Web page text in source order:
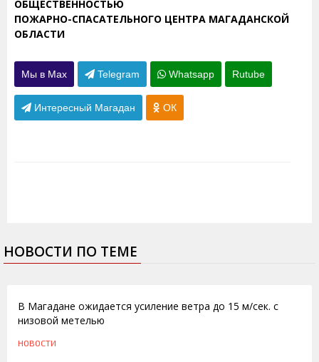
ОБЩЕСТВЕННОСТЬЮ
ПОЖАРНО-СПАСАТЕЛЬНОГО ЦЕНТРА МАГАДАНСКОЙ
ОБЛАСТИ
Мы в Max Telegram Whatsapp Rutube
Интересный Магадан ОК
НОВОСТИ ПО ТЕМЕ
В Магадане ожидается усиление ветра до 15 м/сек. с
низовой метелью
НОВОСТИ